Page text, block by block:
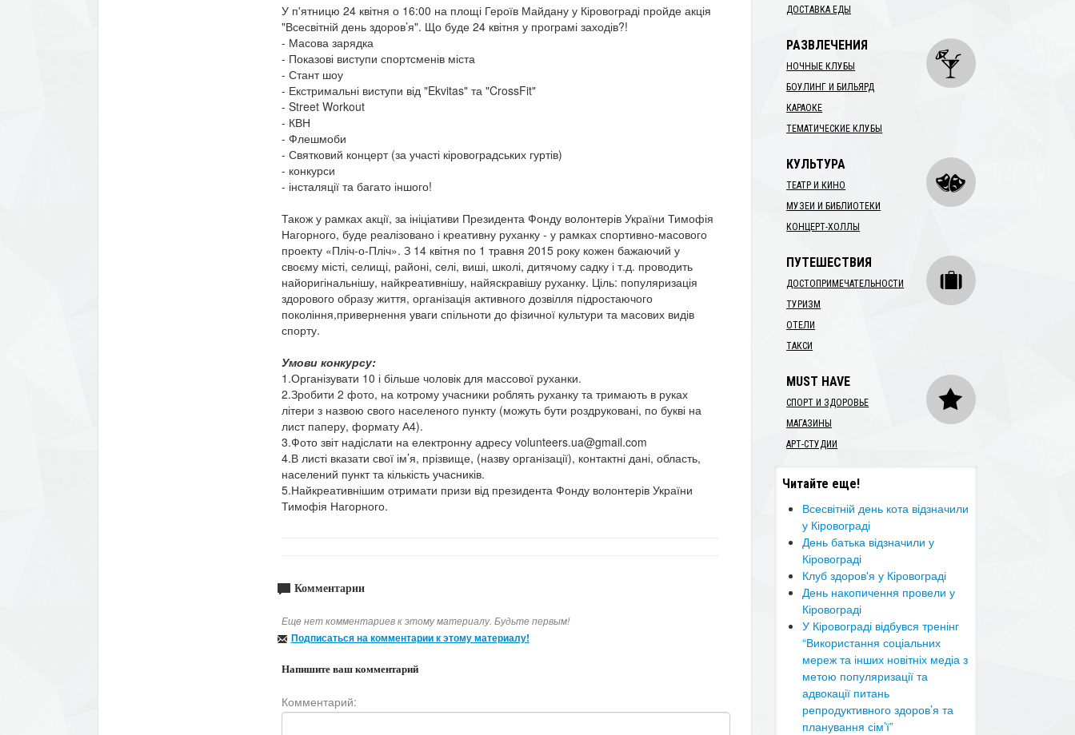
У п'ятницю 24 квітня о 16:00 на площі Героїв Майдану у Кіровограді пройде акція
"Всесвітній день здоров’я". Що буде 24 квітня у програмі заходів?!
- Масова зарядка
- Показові виступи спортсменів міста
- Стант шоу
- Екстримальні виступи від "Ekvitas" та "CrossFit"
- Street Workout
- КВН
- Флешмоби
- Святковий концерт (за участі кіровоградських гуртів)
- конкурси
- інсталяції та багато іншого!
Також у рамках акції, за ініціативи Президента Фонду волонтерів України Тимофія
Нагорного, буде реалізовано і креативну руханку - у рамках спортивно-масового
проекту «Пліч-о-Пліч». З 14 квітня по 1 травня 2015 року кожен бажаючий у
своєму місті, селищі, районі, селі, виші, школі, дитячому садку і т.д. проводить
найоригінальнішу, найкреативнішу, найяскравішу руханку. Ціль: популяризація
здорового образу життя, організація активного дозвілля підростаючого
покоління,привернення уваги спільноти до фізичної культури та масових видів
спорту.
Умови конкурсу:
1.Організувати 10 і більше чоловік для массової руханки.
2.Зробити 2 фото, на котрому учасники роблять руханку та тримають в руках
літери з назвою свого населеного пункту (можуть бути роздруковані, по букві на
лист паперу, формату А4).
3.Фото звіт надіслати на електронну адресу volunteers.ua@gmail.com
4.В листі вказати свої ім’я, прізвище, (назву організації), контактні дані, область,
населений пункт та кількість учасників.
5.Найкреативнішим отримати призи від президента Фонду волонтерів України
Тимофія Нагорного.
Комментарии
Еще нет комментариев к этому материалу. Будьте первым!
Подписаться на комментарии к этому материалу!
Напишите ваш комментарий
Комментарий:
ДОСТАВКА ЕДЫ
РАЗВЛЕЧЕНИЯ
НОЧНЫЕ КЛУБЫ
БОУЛИНГ И БИЛЬЯРД
КАРАОКЕ
ТЕМАТИЧЕСКИЕ КЛУБЫ
КУЛЬТУРА
ТЕАТР И КИНО
МУЗЕИ И БИБЛИОТЕКИ
КОНЦЕРТ-ХОЛЛЫ
ПУТЕШЕСТВИЯ
ДОСТОПРИМЕЧАТЕЛЬНОСТИ
ТУРИЗМ
ОТЕЛИ
ТАКСИ
MUST HAVE
СПОРТ И ЗДОРОВЬЕ
МАГАЗИНЫ
АРТ-СТУДИИ
Читайте еще!
Всесвітній день кота відзначили
у Кіровограді
​День батька відзначили у
Кіровограді
Клуб здоров'я у Кіровограді
День накопичення провели у
Кіровограді
У Кіровограді відбувся тренінг
“Використання соціальних
мереж та інших новітніх медіа з
метою популяризації та
адвокації питань
репродуктивного здоров’я та
планування сім’ї”